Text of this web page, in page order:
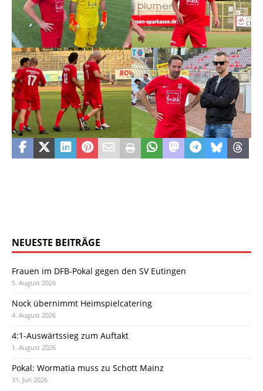
NEUESTE BEITRÄGE
Frauen im DFB-Pokal gegen den SV Eutingen
5. August 2026
Nock übernimmt Heimspielcatering
4. August 2026
4:1-Auswärtssieg zum Auftakt
1. August 2026
Pokal: Wormatia muss zu Schott Mainz
31. Juli 2026